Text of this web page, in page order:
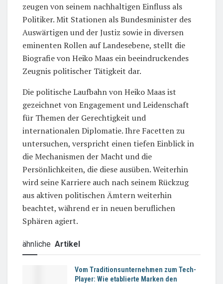
zeugen von seinem nachhaltigen Einfluss als
Politiker. Mit Stationen als Bundesminister des
Auswärtigen und der Justiz sowie in diversen
eminenten Rollen auf Landesebene, stellt die
Biografie von Heiko Maas ein beeindruckendes
Zeugnis politischer Tätigkeit dar.
Die politische Laufbahn von Heiko Maas ist
gezeichnet von Engagement und Leidenschaft
für Themen der Gerechtigkeit und
internationalen Diplomatie. Ihre Facetten zu
untersuchen, verspricht einen tiefen Einblick in
die Mechanismen der Macht und die
Persönlichkeiten, die diese ausüben. Weiterhin
wird seine Karriere auch nach seinem Rückzug
aus aktiven politischen Ämtern weiterhin
beachtet, während er in neuen beruflichen
Sphären agiert.
ähnliche Artikel
Vom Traditionsunternehmen zum Tech-
Player: Wie etablierte Marken den